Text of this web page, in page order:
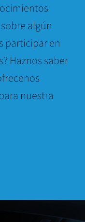
algún
participar en
Haznos saber
nuestra